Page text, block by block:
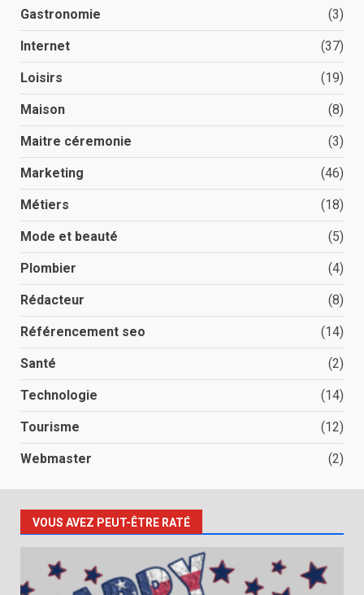
Gastronomie (3)
Internet (37)
Loisirs (19)
Maison (8)
Maitre céremonie (3)
Marketing (46)
Métiers (18)
Mode et beauté (5)
Plombier (4)
Rédacteur (8)
Référencement seo (14)
Santé (2)
Technologie (14)
Tourisme (12)
Webmaster (2)
VOUS AVEZ PEUT-ÊTRE RATÉ